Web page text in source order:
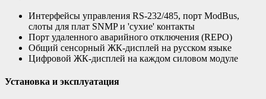
Интерфейсы управления RS-232/485, порт ModBus,
слоты для плат SNMP и 'сухие' контакты
Порт удаленного аварийного отключения (REPO)
Общий сенсорный ЖК-дисплей на русском языке
Цифровой ЖК-дисплей на каждом силовом модуле
Установка и эксплуатация